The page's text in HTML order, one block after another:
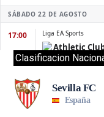
Clasificacion